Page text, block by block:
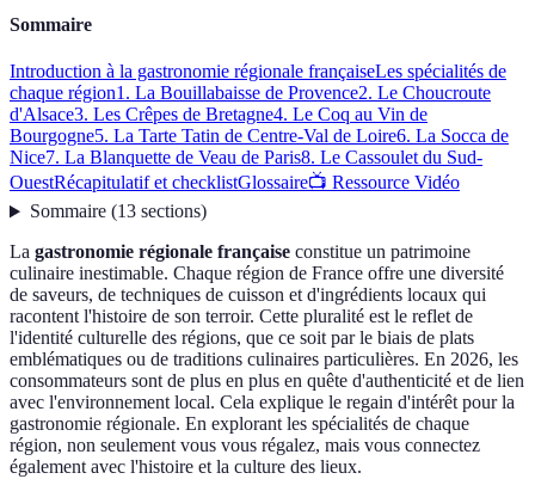
Sommaire
Introduction à la gastronomie régionale françaiseLes spécialités de
chaque région1. La Bouillabaisse de Provence2. Le Choucroute
d'Alsace3. Les Crêpes de Bretagne4. Le Coq au Vin de
Bourgogne5. La Tarte Tatin de Centre-Val de Loire6. La Socca de
Nice7. La Blanquette de Veau de Paris8. Le Cassoulet du Sud-
OuestRécapitulatif et checklistGlossaire📺 Ressource Vidéo
Sommaire(13 sections)
La gastronomie régionale française constitue un patrimoine
culinaire inestimable. Chaque région de France offre une diversité
de saveurs, de techniques de cuisson et d'ingrédients locaux qui
racontent l'histoire de son terroir. Cette pluralité est le reflet de
l'identité culturelle des régions, que ce soit par le biais de plats
emblématiques ou de traditions culinaires particulières. En 2026, les
consommateurs sont de plus en plus en quête d'authenticité et de lien
avec l'environnement local. Cela explique le regain d'intérêt pour la
gastronomie régionale. En explorant les spécialités de chaque
région, non seulement vous vous régalez, mais vous connectez
également avec l'histoire et la culture des lieux.